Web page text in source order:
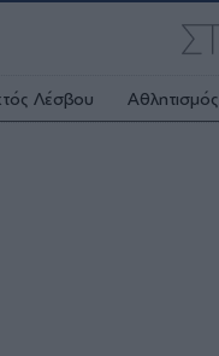
Λέσβου Αθλητισμός